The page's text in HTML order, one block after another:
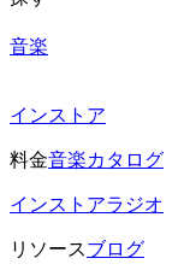
音楽
インストア
料金音楽カタログ
インストアラジオ
リソースブログ